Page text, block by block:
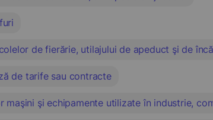
de fierărie, utilajului de apeduct şi de
de tarife sau contracte
maşini şi echipamente utilizate în industrie,